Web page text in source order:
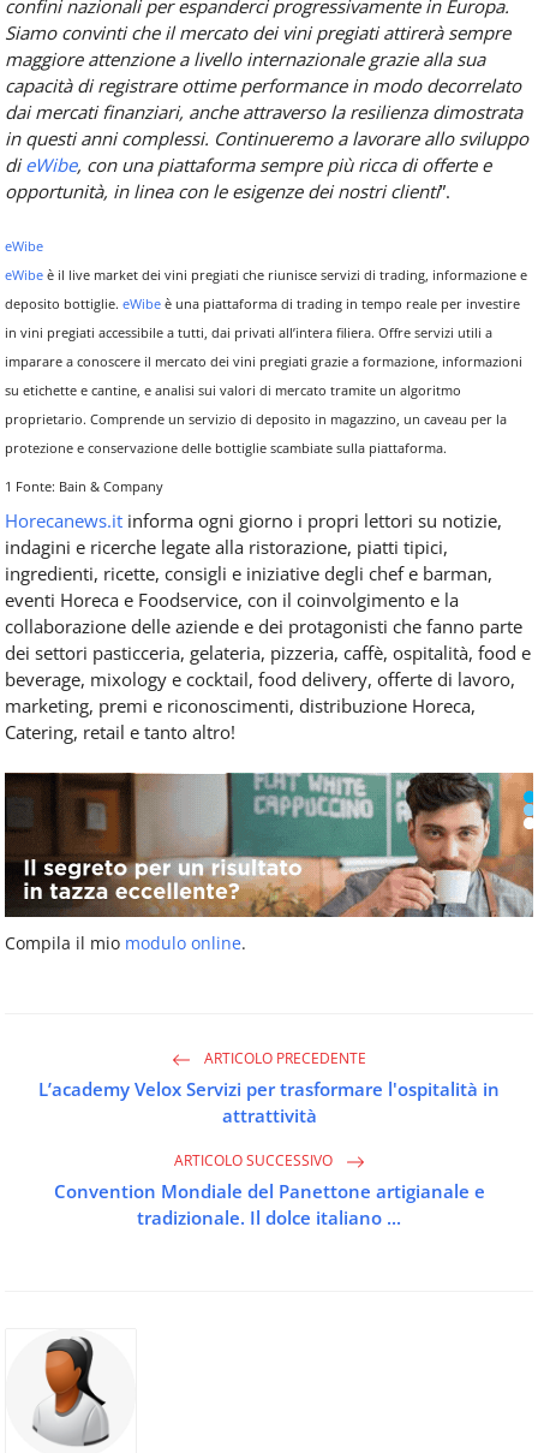
confini nazionali per espanderci progressivamente in Europa.
Siamo convinti che il mercato dei vini pregiati attirerà sempre
maggiore attenzione a livello internazionale grazie alla sua
capacità di registrare ottime performance in modo decorrelato
dai mercati finanziari, anche attraverso la resilienza dimostrata
in questi anni complessi. Continueremo a lavorare allo sviluppo
dieWibe, con una piattaforma sempre più ricca di offerte e
opportunità, in linea con le esigenze dei nostri clienti”.
eWibe
eWibe è il live market dei vini pregiati che riunisce servizi di trading, informazione e
deposito bottiglie. eWibe è una piattaforma di trading in tempo reale per investire
in vini pregiati accessibile a tutti, dai privati all’intera filiera. Offre servizi utili a
imparare a conoscere il mercato dei vini pregiati grazie a formazione, informazioni
su etichette e cantine, e analisi sui valori di mercato tramite un algoritmo
proprietario. Comprende un servizio di deposito in magazzino, un caveau per la
protezione e conservazione delle bottiglie scambiate sulla piattaforma.
1 Fonte: Bain & Company
Horecanews.it informa ogni giorno i propri lettori su notizie,
indagini e ricerche legate alla ristorazione, piatti tipici,
ingredienti, ricette, consigli e iniziative degli chef e barman,
eventi Horeca e Foodservice, con il coinvolgimento e la
collaborazione delle aziende e dei protagonisti che fanno parte
dei settori pasticceria, gelateria, pizzeria, caffè, ospitalità, food e
beverage, mixology e cocktail, food delivery, offerte di lavoro,
marketing, premi e riconoscimenti, distribuzione Horeca,
Catering, retail e tanto altro!
Compila il mio modulo online.
ARTICOLO PRECEDENTE
L’academy Velox Servizi per trasformare l'ospitalità in
attrattività
ARTICOLO SUCCESSIVO
Convention Mondiale del Panettone artigianale e
tradizionale. Il dolce italiano ...